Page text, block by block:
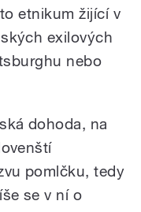
etnikum žijící v
exilových
nebo
dohoda, na
pomlčku, tedy
se v ní o